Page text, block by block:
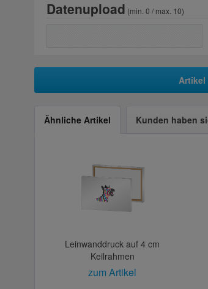
Datenupload (min. 0 / max. 10)
Artikel
Ähnliche Artikel Kunden haben
Leinwanddruck auf 4 cm
Keilrahmen
zum Artikel